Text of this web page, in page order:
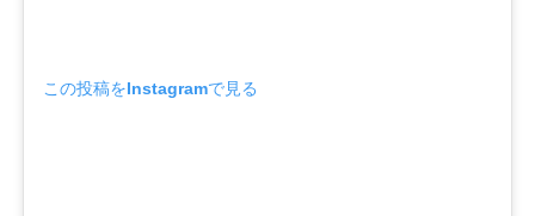
この投稿をInstagramで見る